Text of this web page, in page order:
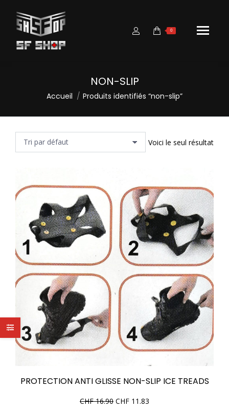
0
NON-SLIP
Vous êtes ici :
Accueil Produits identifiés “non-slip”
Voici le seul résultat
PROTECTION ANTI GLISSE NON-SLIP ICE TREADS
CHF16.90 CHF 11.83